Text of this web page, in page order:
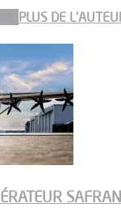
PLUS DE